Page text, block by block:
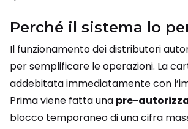
Perché il sistema lo
Il funzionamento dei distributori
per semplificare le operazioni. La
addebitata immediatamente con
Prima viene fatta una pre-
blocco temporaneo di una cifra